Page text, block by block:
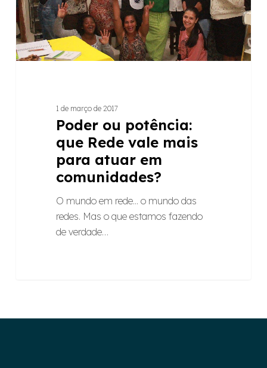
mais
para
atuar
em
1 de março de 2017
Poder ou potência:
que Rede vale mais
para atuar em
comunidades?
O mundo em rede... o mundo das
redes. Mas o que estamos fazendo
de verdade…